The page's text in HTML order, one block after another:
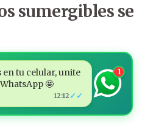
sumergibles se
en tu celular, unite
🤩
12:12 ✓✓
1